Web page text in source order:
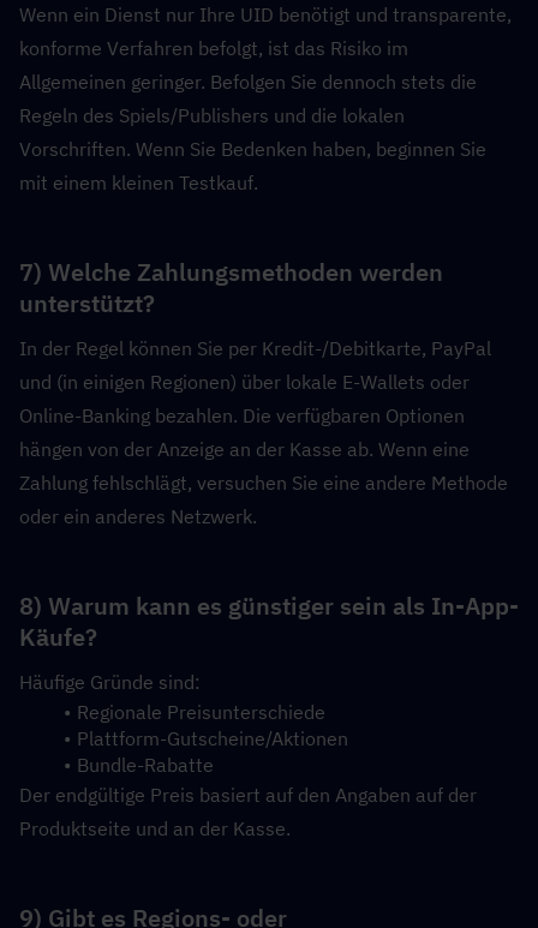
Wenn ein Dienst nur Ihre UID benötigt und transparente,
konforme Verfahren befolgt, ist das Risiko im
Allgemeinen geringer. Befolgen Sie dennoch stets die
Regeln des Spiels/Publishers und die lokalen
Vorschriften. Wenn Sie Bedenken haben, beginnen Sie
mit einem kleinen Testkauf.
7) Welche Zahlungsmethoden werden
unterstützt?
In der Regel können Sie per Kredit-/Debitkarte, PayPal
und (in einigen Regionen) über lokale E-Wallets oder
Online-Banking bezahlen. Die verfügbaren Optionen
hängen von der Anzeige an der Kasse ab. Wenn eine
Zahlung fehlschlägt, versuchen Sie eine andere Methode
oder ein anderes Netzwerk.
8) Warum kann es günstiger sein als In-App-
Käufe?
Häufige Gründe sind:
Regionale Preisunterschiede
Plattform-Gutscheine/Aktionen
Bundle-Rabatte
Der endgültige Preis basiert auf den Angaben auf der
Produktseite und an der Kasse.
9) Gibt es Regions- oder